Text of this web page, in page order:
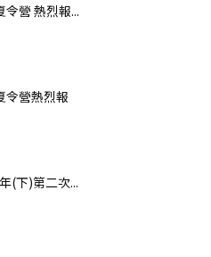
令營 熱烈報...
令營熱烈報
(下)第二次...